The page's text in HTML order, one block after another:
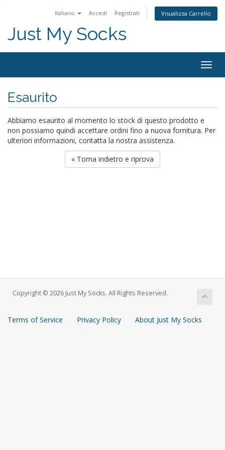
Italiano Accedi Registrati Visualizza Carrello
Just My Socks
Esaurito
Abbiamo esaurito al momento lo stock di questo prodotto e
non possiamo quindi accettare ordini fino a nuova fornitura. Per
ulteriori informazioni, contatta la nostra assistenza.
« Torna indietro e riprova
Copyright © 2026 Just My Socks. All Rights Reserved.
Terms of Service Privacy Policy About Just My Socks